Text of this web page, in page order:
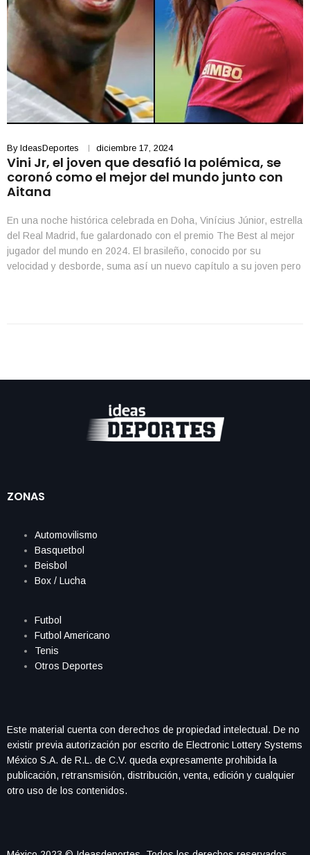
By IdeasDeportes diciembre 17, 2024
Vini Jr, el joven que desafió la polémica, se
coronó como el mejor del mundo junto con
Aitana
En una noche histórica celebrada en Doha, Vinícius Júnior, estrella
del Real Madrid, fue galardonado con el premio The Best al mejor
jugador del mundo en 2024. El brasileño, conocido por su
velocidad y desborde, suma así un nuevo capítulo a su joven pero
ZONAS
Automovilismo
Basquetbol
Beisbol
Box / Lucha
Futbol
Futbol Americano
Tenis
Otros Deportes
Este material cuenta con derechos de propiedad intelectual. De no
existir previa autorización por escrito de Electronic Lottery Systems
México S.A. de R.L. de C.V. queda expresamente prohibida la
publicación, retransmisión, distribución, venta, edición y cualquier
otro uso de los contenidos.